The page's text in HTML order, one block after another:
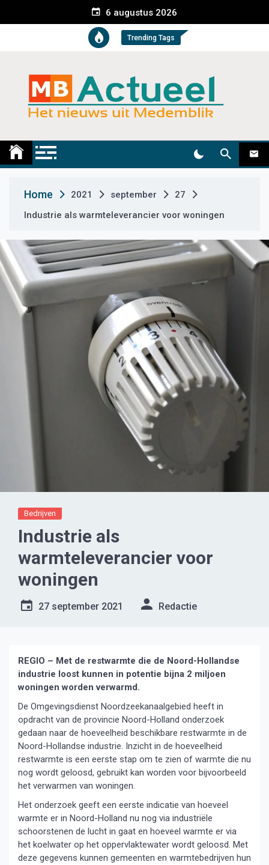
e
t
6 augustus 2026
Trending Tags
Medemblik Actueel
Home 2021 september
27
Industrie als warmteleverancier voor woningen
Bedrijven
Industrie als
warmteleverancier voor
woningen
27 september 2021 Redactie
REGIO – Met de restwarmte die de Noord-Hollandse
industrie loost kunnen in potentie bijna 2 miljoen
woningen worden verwarmd.
De Omgevingsdienst Noordzeekanaalgebied heeft in
opdracht van de provincie Noord-Holland onderzoek
gedaan naar de hoeveelheid beschikbare restwarmte in de
Noord-Hollandse industrie. Inzicht in de hoeveelheid
restwarmte is een eerste stap om te zien of warmte die nu
nog wordt geloosd, gebruikt kan worden voor bijvoorbeeld
het verwarmen van woningen.
Het onderzoek geeft een eerste indicatie van hoeveel
warmte er in Noord-Holland nu nog via industriële
schoorstenen de lucht in gaat en hoeveel warmte er via
het koelwater op het oppervlaktewater wordt geloosd. Met
deze gegevens kunnen gemeenten en warmtebedrijven hun